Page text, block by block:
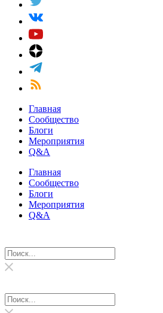
Главная
Сообщество
Блоги
Мероприятия
Q&A
Главная
Сообщество
Блоги
Мероприятия
Q&A